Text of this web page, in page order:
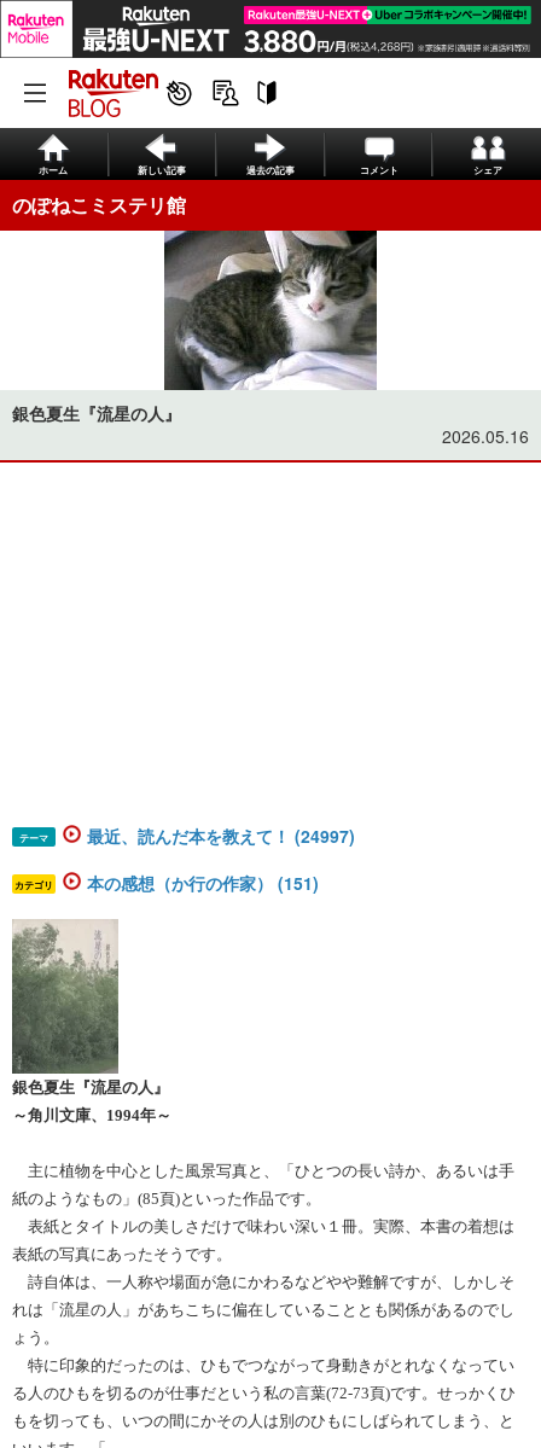
ホーム 新しい記事 過去の記事 コメント シェア
のぽねこミステリ館
銀色夏生『流星の人』
2026.05.16
テーマ 最近、読んだ本を教えて！ (24997)
カテゴリ 本の感想（か行の作家） (151)
銀色夏生『流星の人』
～角川文庫、 1994年～
主に植物を中心とした風景写真と、「ひとつの長い詩か、あるいは手
紙のようなもの」 (85頁)といった作品です。
表紙とタイトルの美しさだけで味わい深い１冊。実際、本書の着想は
表紙の写真にあったそうです。
詩自体は、一人称や場面が急にかわるなどやや難解ですが、しかしそ
れは「流星の人」があちこちに偏在していることとも関係があるのでし
ょう。
特に印象的だったのは、ひもでつながって身動きがとれなくなってい
る人のひもを切るのが仕事だという私の言葉(72-73頁)です。せっかくひ
もを切っても、いつの間にかその人は別のひもにしばられてしまう、と